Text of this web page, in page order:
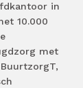
in
10.000
met